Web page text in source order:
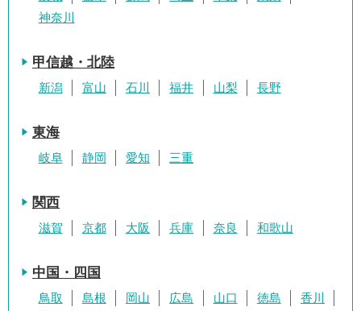
神奈川
甲信越・北陸
新潟 富山 石川 福井 山梨 長野
東海
岐阜 静岡 愛知 三重
関西
滋賀 京都 大阪 兵庫 奈良 和歌山
中国・四国
鳥取 島根 岡山 広島 山口 徳島
香川